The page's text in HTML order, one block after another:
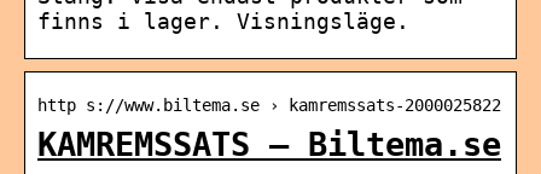
finns i lager. Visningsläge.
http s://www.biltema.se › kamremssats-2000025822
KAMREMSSATS – Biltema.se